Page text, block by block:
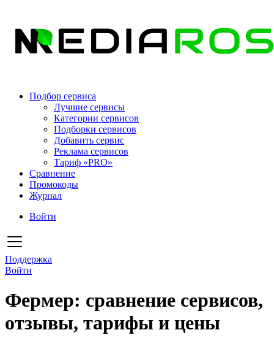
Подбор сервиса
Лучшие сервисы
Категории сервисов
Подборки сервисов
Добавить сервис
Реклама сервисов
Тариф «PRO»
Сравнение
Промокоды
Журнал
Войти
Поддержка
Войти
Фермер: сравнение сервисов,
отзывы, тарифы и цены